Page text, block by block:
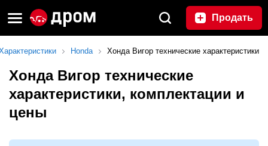
Продать
Honda Хонда Вигор технические характеристики
Хонда Вигор технические
характеристики, комплектации и
цены